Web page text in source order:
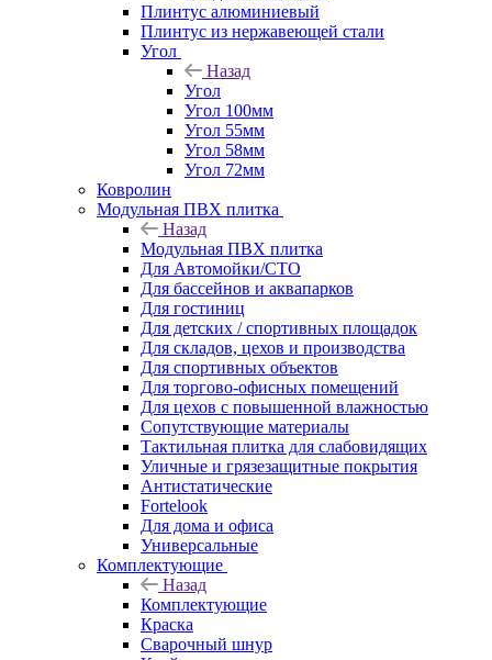
Плинтус алюминиевый
Плинтус из нержавеющей стали
Угол
Назад
Угол
Угол 100мм
Угол 55мм
Угол 58мм
Угол 72мм
Ковролин
Модульная ПВХ плитка
Назад
Модульная ПВХ плитка
Для Автомойки/СТО
Для бассейнов и аквапарков
Для гостиниц
Для детских / спортивных площадок
Для складов, цехов и производства
Для спортивных объектов
Для торгово-офисных помещений
Для цехов с повышенной влажностью
Сопутствующие материалы
Тактильная плитка для слабовидящих
Уличные и грязезащитные покрытия
Антистатические
Fortelook
Для дома и офиса
Универсальные
Комплектующие
Назад
Комплектующие
Краска
Сварочный шнур